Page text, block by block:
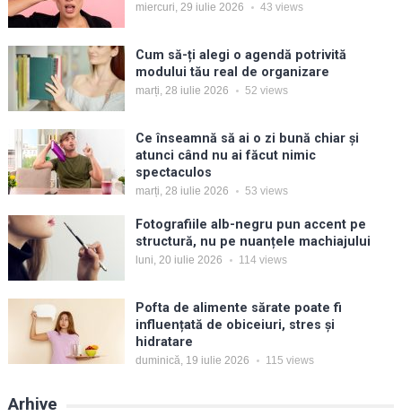
miercuri, 29 iulie 2026 43 views
Cum să-ți alegi o agendă potrivită
modului tău real de organizare
marți, 28 iulie 2026 52 views
Ce înseamnă să ai o zi bună chiar și
atunci când nu ai făcut nimic
spectaculos
marți, 28 iulie 2026 53 views
Fotografiile alb-negru pun accent pe
structură, nu pe nuanțele machiajului
luni, 20 iulie 2026 114 views
Pofta de alimente sărate poate fi
influențată de obiceiuri, stres și
hidratare
duminică, 19 iulie 2026 115 views
Arhive